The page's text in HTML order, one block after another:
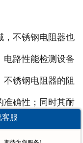
不锈钢电阻器也
电路性能检测设备
锈钢电阻器的阻
准确性；同时其耐
现的短时高功率
服